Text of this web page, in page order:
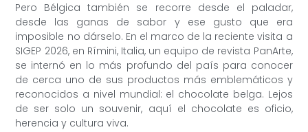
Pero Bélgica también se recorre desde el paladar,
desde las ganas de sabor y ese gusto que era
imposible no dárselo. En el marco de la reciente visita a
SIGEP 2026, en Rímini, Italia, un equipo de revista PanArte,
se internó en lo más profundo del país para conocer
de cerca uno de sus productos más emblemáticos y
reconocidos a nivel mundial: el chocolate belga. Lejos
de ser solo un souvenir, aquí el chocolate es oficio,
herencia y cultura viva.